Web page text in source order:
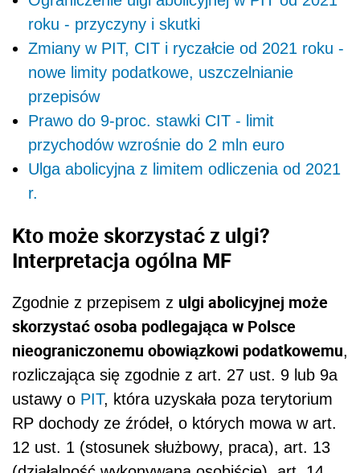
roku - przyczyny i skutki
Zmiany w PIT, CIT i ryczałcie od 2021 roku -
nowe limity podatkowe, uszczelnianie
przepisów
Prawo do 9-proc. stawki CIT - limit
przychodów wzrośnie do 2 mln euro
Ulga abolicyjna z limitem odliczenia od 2021
r.
Kto może skorzystać z ulgi?
Interpretacja ogólna MF
Zgodnie z przepisem z ulgi abolicyjnej może
skorzystać osoba podlegająca w Polsce
nieograniczonemu obowiązkowi podatkowemu,
rozliczająca się zgodnie z art. 27 ust. 9 lub 9a
ustawy o PIT, która uzyskała poza terytorium
RP dochody ze źródeł, o których mowa w art.
12 ust. 1 (stosunek służbowy, praca), art. 13